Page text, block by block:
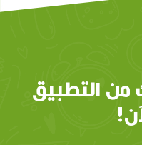
التطبيق